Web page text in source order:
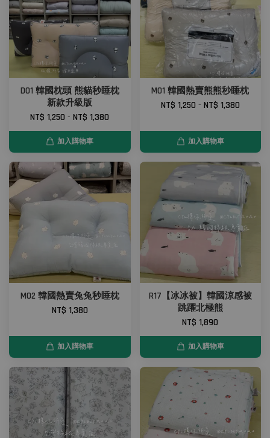
D01 韓國枕頭 熊貓秒睡枕
新款升級版
NT$ 1,250-NT$ 1,380
加入購物車
M01 韓國熱賣熊熊秒睡枕
NT$ 1,250 - NT$ 1,380
加入購物車
M02 韓國熱賣兔兔秒睡枕
NT$ 1,380
加入購物車
R17【冰冰被】韓國涼感被
跳躍北極熊
NT$ 1,890
加入購物車